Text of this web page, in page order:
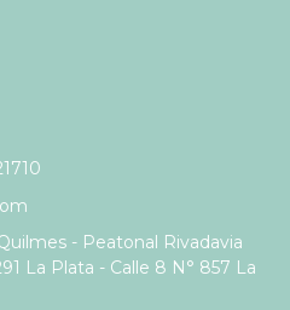
- Peatonal Rivadavia
La Plata - Calle 8 N° 857 La